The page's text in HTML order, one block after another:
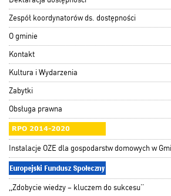
Zespół koordynatorów ds. dostępności
O gminie
Kontakt
Kultura i Wydarzenia
Zabytki
Obsługa prawna
Instalacje OZE dla gospodarstw domowych w
,,Zdobycie wiedzy – kluczem do sukcesu’’